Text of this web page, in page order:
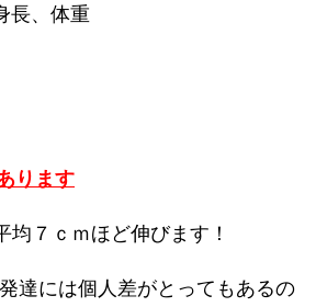
長、体重
ります
７ｃｍほど伸びます！
達には個人差がとってもあるの